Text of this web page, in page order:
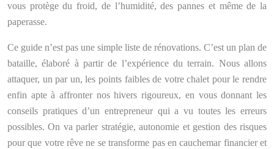
vous protège du froid, de l’humidité, des pannes et même de la
paperasse.
Ce guide n’est pas une simple liste de rénovations. C’est un plan de
bataille, élaboré à partir de l’expérience du terrain. Nous allons
attaquer, un par un, les points faibles de votre chalet pour le rendre
enfin apte à affronter nos hivers rigoureux, en vous donnant les
conseils pratiques d’un entrepreneur qui a vu toutes les erreurs
possibles. On va parler stratégie, autonomie et gestion des risques
pour que votre rêve ne se transforme pas en cauchemar financier et